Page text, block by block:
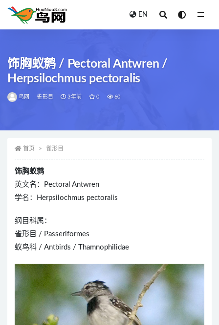
EN
饰胸蚁鹩 / Pectoral Antwren /
Herpsilochmus pectoralis
鸟网 雀形目 3年前 0 60
首页 雀形目
饰胸蚁鹩
英文名：Pectoral Antwren
学名：Herpsilochmus pectoralis
纲目科属：
雀形目 / Passeriformes
蚁鸟科 / Antbirds / Thamnophilidae